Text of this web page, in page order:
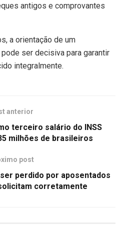
antigos e comprovantes
a orientação de um
ser decisiva para garantir
integralmente.
anterior
terceiro salário do INSS
milhões de brasileiros
post
perdido por aposentados
corretamente